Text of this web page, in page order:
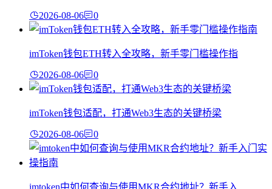
2026-08-06 0
imToken钱包ETH转入全攻略，新手零门槛操作指
2026-08-06 0
imToken钱包适配，打通Web3生态的关键桥梁
2026-08-06 0
imtoken中如何查询与使用MKR合约地址？新手入